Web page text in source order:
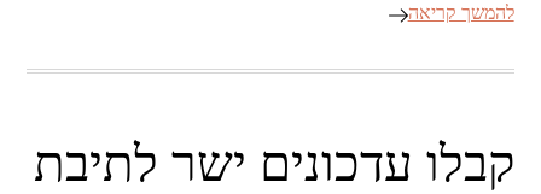
להמשך קריאה
קבלו עדכונים ישר לתיבת